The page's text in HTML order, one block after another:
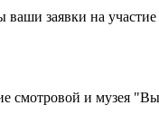
заявки на участие
смотровой и музея